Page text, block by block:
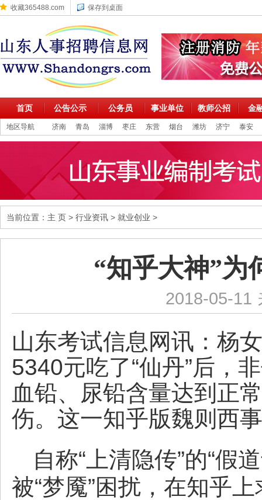
收藏365488.com 保存到桌面
首页 公告公示 公务员 事业单位 教师公招 金
地区导航 济南 青岛 淄博 枣庄 东营 烟台 潍坊 济宁 泰安
当前位置： 主 页 > 行业资讯 > 就业创业 >
“知乎大神”为
2018-05-11
山东考试信息网讯： 杨
5340元吃了“仙丹”后，
血铅、尿铅含量达到正
伤。这一知乎版魏则西
自称“上清隐传”的“假
被“梦魇”困扰，在知乎